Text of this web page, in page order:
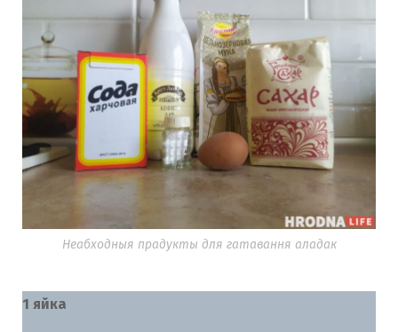
Неабходныя прадукты для гатавання аладак
1 яйка